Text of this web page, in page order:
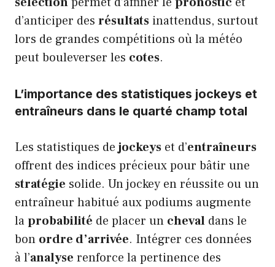
d’anticiper des résultats inattendus, surtout
lors de grandes compétitions où la météo
peut bouleverser les cotes.
L’importance des statistiques jockeys et
entraîneurs dans le quarté champ total
Les statistiques dejockeys et d’entraîneurs
offrent des indices précieux pour bâtir une
stratégie solide. Un jockey en réussite ou un
entraîneur habitué aux podiums augmente
laprobabilité de placer un cheval dans le
bon ordre d’arrivée. Intégrer ces données
à l’analyse renforce la pertinence des